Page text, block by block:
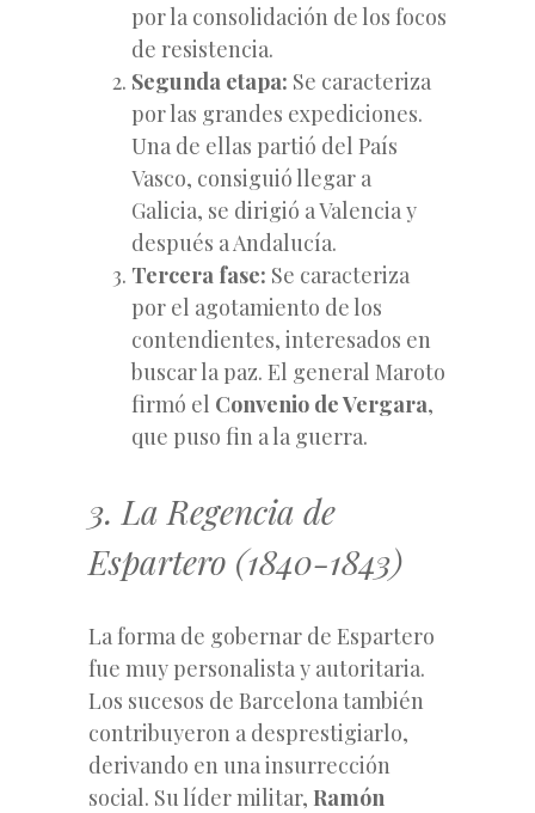
por la consolidación de los focos
de resistencia.
Segunda etapa: Se caracteriza
por las grandes expediciones.
Una de ellas partió del País
Vasco, consiguió llegar a
Galicia, se dirigió a Valencia y
después a Andalucía.
Tercera fase: Se caracteriza
por el agotamiento de los
contendientes, interesados en
buscar la paz. El general Maroto
firmó el Convenio de Vergara,
que puso fin a la guerra.
3. La Regencia de
Espartero (1840-1843)
La forma de gobernar de Espartero
fue muy personalista y autoritaria.
Los sucesos de Barcelona también
contribuyeron a desprestigiarlo,
derivando en una insurrección
social. Su líder militar, Ramón